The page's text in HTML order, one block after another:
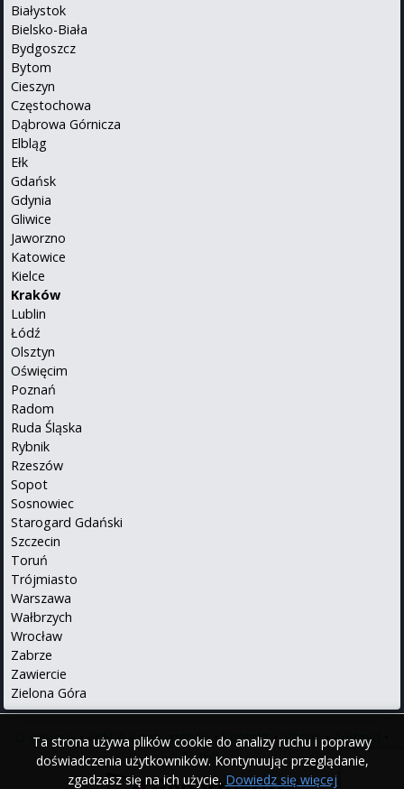
Ta strona używa plików cookie do analizy ruchu i poprawy
doświadczenia użytkowników. Kontynuując przeglądanie,
zgadzasz się na ich użycie. Dowiedz się więcej
Białystok
Bielsko-Biała
Bydgoszcz
Bytom
Cieszyn
Częstochowa
Dąbrowa Górnicza
Elbląg
Ełk
Gdańsk
Gdynia
Gliwice
Jaworzno
Katowice
Kielce
Kraków
Lublin
Łódź
Olsztyn
Oświęcim
Poznań
Radom
Ruda Śląska
Rybnik
Rzeszów
Sopot
Sosnowiec
Starogard Gdański
Szczecin
Toruń
Trójmiasto
Warszawa
Wałbrzych
Wrocław
Zabrze
Zawiercie
Zielona Góra
O serwisie•Polityka prywatności•Kontakt•iPhone•Android
English